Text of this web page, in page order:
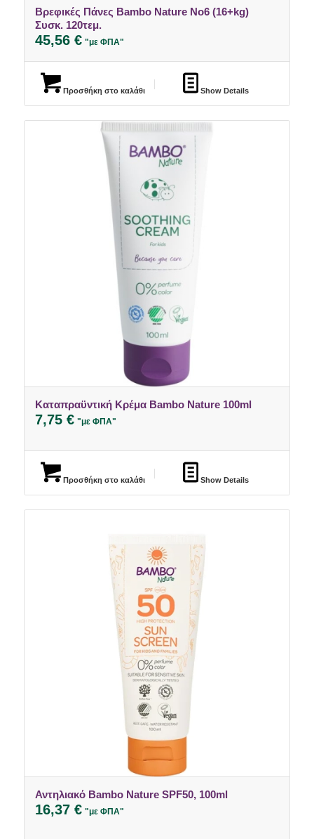
Βρεφικές Πάνες Bambo Nature No6 (16+kg)
Συσκ. 120τεμ.
45,56 € "με ΦΠΑ"
Προσθήκη στο καλάθι Show Details
5.00
Καταπραϋντική Κρέμα Bambo Nature 100ml
7,75 € "με ΦΠΑ"
Προσθήκη στο καλάθι Show Details
5.00
Αντηλιακό Bambo Nature SPF50, 100ml
16,37 € "με ΦΠΑ"